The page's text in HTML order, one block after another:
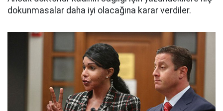
dokunmasalar daha iyi olacağına karar verdiler.